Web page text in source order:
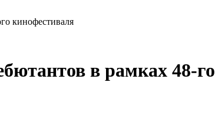
кинофестиваля
в рамках 48-го